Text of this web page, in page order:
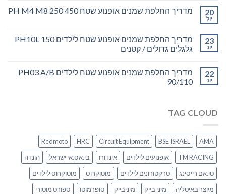
20
יול
מדריך החלפת שמנים אופנוע שטח PH M4 M8 250 450
23
יונ
מדריך החלפת שמנים אופנוע שטח לילדים PH10L 150
גלגלים גדולים / קטנים
22
יונ
מדריך החלפת שמנים אופנוע שטח לילדים PH03 A/B
90/110
TAG CLOUD
AMA
BSE ISRAEL
Circuit Equipment
HRC
Redmoto
TM RACING
אופנועים לילדים אינדורו בי.אס.אי ישראל
הונדה
טי.אם רייסינג
טרקטורונים לילדים מוטוקרוס
מוטוקרוס לילדים
מיוצר באיטליה
מיני בייק מיניבייק סופרמוטו
ספורט מוטורי